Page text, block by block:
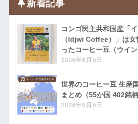
新着記事
コンゴ民主共和国産「
（Idjwi Coffee）」は女
ったコーヒー豆（ウイン
2026年8月6日
世界のコーヒー豆 生産
まとめ（55か国 402銘
2026年8月6日